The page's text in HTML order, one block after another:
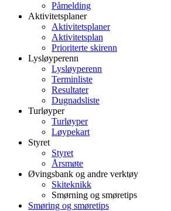
Påmelding
Aktivitetsplaner
Aktivitetsplaner
Aktivitetsplan
Prioriterte skirenn
Lysløyperenn
Lysløyperenn
Terminliste
Resultater
Dugnadsliste
Turløyper
Turløyper
Løypekart
Styret
Styret
Årsmøte
Øvingsbank og andre verktøy
Skiteknikk
Smørning og smøretips
Smøring og smøretips